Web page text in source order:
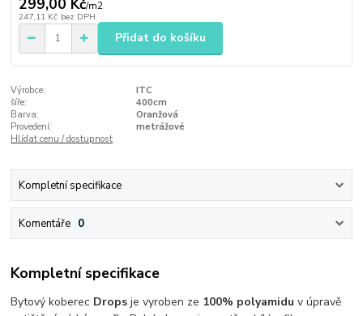
299,00 Kč/m2
247,11 Kč bez DPH
Přidat do košíku
Výrobce:
ITC
šíře:
400cm
Barva:
Oranžová
Provedení:
metrážové
Hlídat cenu / dostupnost
Kompletní specifikace
Komentáře 0
Kompletní specifikace
Bytový koberec Drops je vyroben ze 100% polyamidu v úpravě